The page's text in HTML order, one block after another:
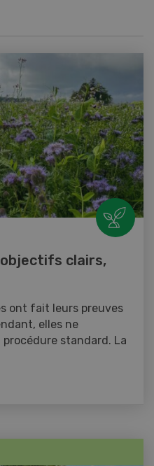
clairs,
ont fait leurs preuves
elles ne
standard. La